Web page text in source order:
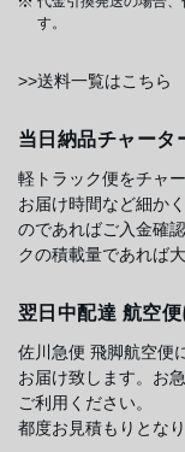
す。
>>送料一覧はこちら
当日納品チャータ
軽トラック便をチャ
お届け時間など細か
のであればご入金確
クの積載量であれば
翌日中配達 航空
佐川急便 飛脚航空便
お届け致します。お
ご利用ください。
都度お見積もりとなり